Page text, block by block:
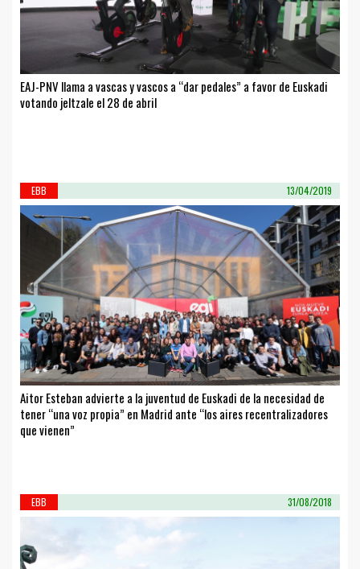
EAJ-PNV llama a vascas y vascos a “dar pedales” a favor de Euskadi
votando jeltzale el 28 de abril
EBB 13/04/2019
Aitor Esteban advierte a la juventud de Euskadi de la necesidad de
tener “una voz propia” en Madrid ante “los aires recentralizadores
que vienen”
EBB 31/08/2018